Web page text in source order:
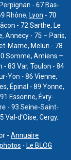
- 67 Bas-
Rhône, Lyon - 70
- 72 Sarthe, Le
Annecy - 75 – Paris,
Marne, Melun - 78
Somme, Amiens –
83 Var, Toulon - 84
Yon - 86 Vienne,
Épinal - 89 Yonne,
Essonne, Évry-
- 93 Seine-Saint-
d’Oise, Cergy.
- Annuaire
- Le BLOG